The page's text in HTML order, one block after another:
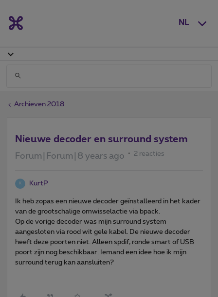
NL
Archieven 2018
Nieuwe decoder en surround system
Forum|Forum|8 years ago 2 reacties
K KurtP
Ik heb zopas een nieuwe decoder geïnstalleerd in het kader
van de grootschalige omwisselactie via bpack.
Op de vorige decoder was mijn surround system
aangesloten via rood wit gele kabel. De nieuwe decoder
heeft deze poorten niet. Alleen spdif, ronde smart of USB
poort zijn nog beschikbaar. Iemand een idee hoe ik mijn
surround terug kan aansluiten?